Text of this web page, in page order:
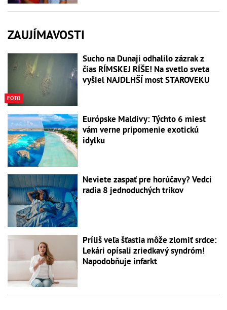
ZAUJÍMAVOSTI
FOTO
Sucho na Dunaji odhalilo zázrak z
čias RÍMSKEJ RÍŠE! Na svetlo sveta
vyšiel NAJDLHŠÍ most STAROVEKU
Európske Maldivy: Týchto 6 miest
vám verne pripomenie exotickú
idylku
Neviete zaspať pre horúčavy? Vedci
radia 8 jednoduchých trikov
Príliš veľa šťastia môže zlomiť srdce:
Lekári opísali zriedkavý syndróm!
Napodobňuje infarkt